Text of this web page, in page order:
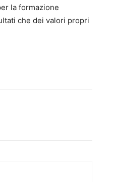
la formazione
che dei valori propri